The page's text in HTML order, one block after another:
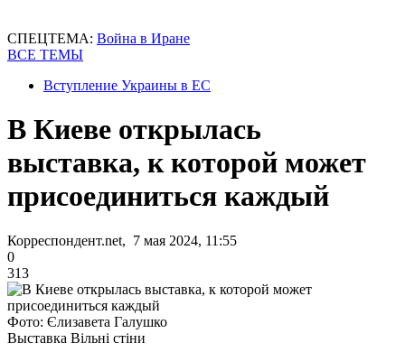
СПЕЦТЕМА: Война в Иране
ВСЕ ТЕМЫ
Вступление Украины в ЕС
В Киеве открылась
выставка, к которой может
присоединиться каждый
Корреспондент.net, 7 мая 2024, 11:55
0
313
Фото: Єлизавета Галушко
Выставка Вільні стіни